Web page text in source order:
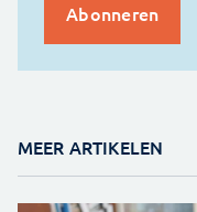
MEER ARTIKELEN